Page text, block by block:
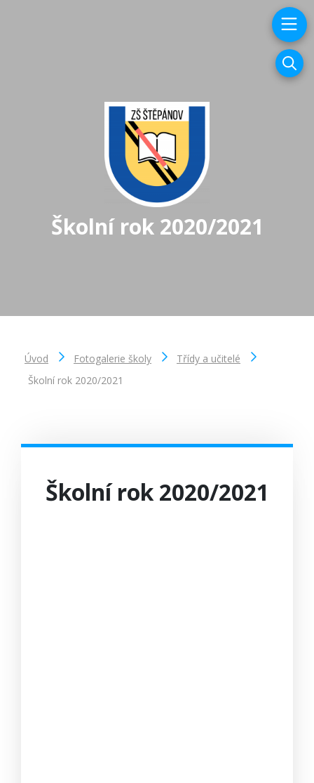
Školní rok 2020/2021
Úvod Fotogalerie školy
Třídy a učitelé
Školní rok 2020/2021
Školní rok 2020/2021